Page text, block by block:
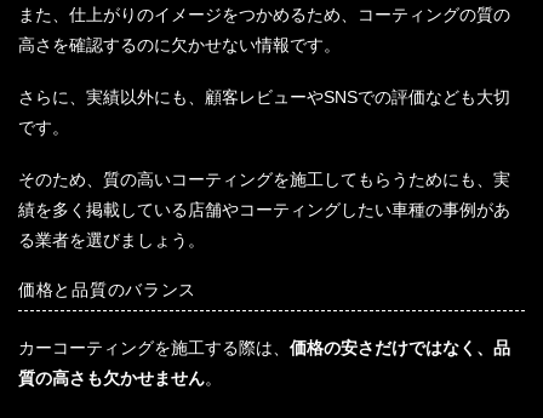
また、仕上がりのイメージをつかめるため、コーティングの質の
高さを確認するのに欠かせない情報です。
さらに、実績以外にも、顧客レビューやSNSでの評価なども大切
です。
そのため、質の高いコーティングを施工してもらうためにも、実
績を多く掲載している店舗やコーティングしたい車種の事例があ
る業者を選びましょう。
価格と品質のバランス
カーコーティングを施工する際は、 価格の安さだけではなく、品
質の高さも欠かせません。